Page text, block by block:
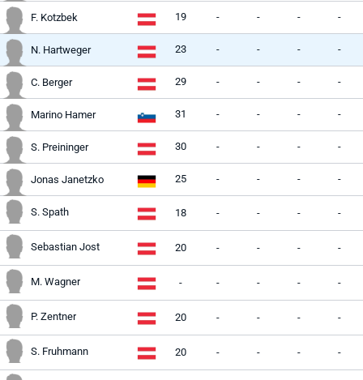
F. Kotzbek 19 - - - -
N. Hartweger 23 - - - -
C. Berger 29 - - - -
Marino Hamer 31 - - - -
S. Preininger 30 - - - -
Jonas Janetzko 25 - - - -
S. Spath 18 - - - -
Sebastian Jost 20 - - - -
M. Wagner - - - - -
P. Zentner 20 - - - -
S. Fruhmann 20 - - - -